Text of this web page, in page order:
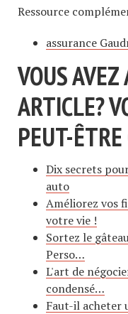
Ressource
assurance
VOUS
ARTICLE?
PEUT-
Dix secrets
auto
Améliorez vos
votre vie !
Sortez le
Perso…
L'art de
condensé…
Faut-il acheter